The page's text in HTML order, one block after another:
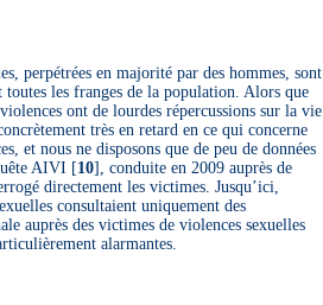
perpétrées en majorité par des hommes, sont
toutes les franges de la population. Alors que
ont de lourdes répercussions sur la vie
très en retard en ce qui concerne
et nous ne disposons que de peu de données
AIVI [10], conduite en 2009 auprès de
directement les victimes. Jusqu’ici,
consultaient uniquement des
auprès des victimes de violences sexuelles
alarmantes.